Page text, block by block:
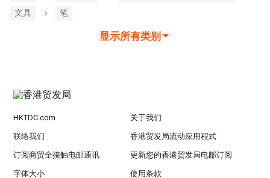
文具
笔
显示所有类别
HKTDC.com 关于我们
联络我们 香港贸发局流动应用程式
订阅商贸全接触电邮通讯 更新您的香港贸发局电邮订阅
字体大小 使用条款